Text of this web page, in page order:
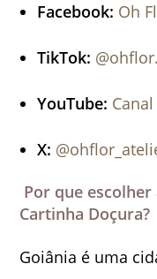
Facebook: Oh
TikTok:
YouTube:
X:
Por que
Cartinha Doçura?
Goiânia é uma